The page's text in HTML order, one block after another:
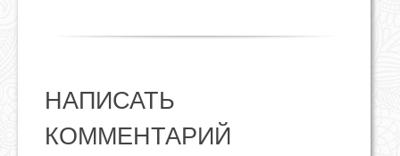
НАПИСАТЬ
КОММЕНТАРИЙ